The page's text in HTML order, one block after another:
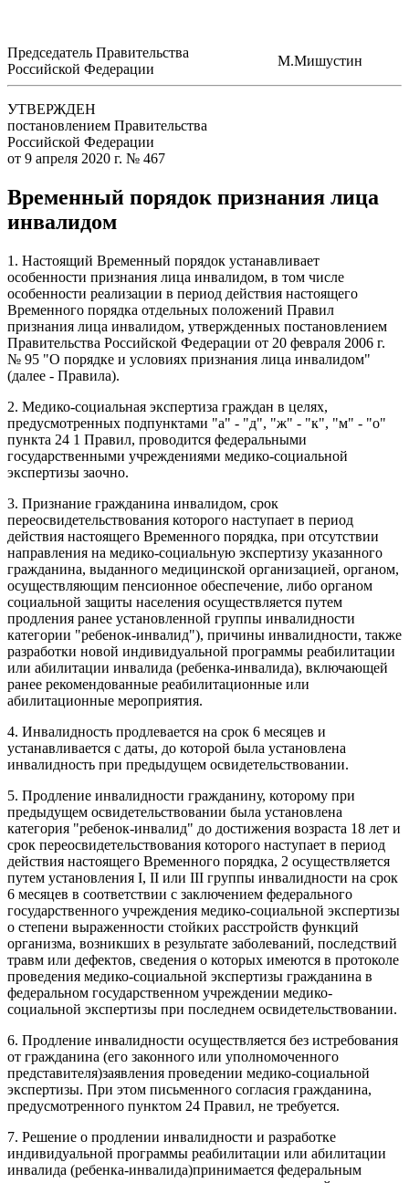
Председатель Правительства
Российской Федерации
М.Мишустин
УТВЕРЖДЕН
постановлением Правительства
Российской Федерации
от 9 апреля 2020 г. № 467
Временный порядок признания лица
инвалидом
1. Настоящий Временный порядок устанавливает
особенности признания лица инвалидом, в том числе
особенности реализации в период действия настоящего
Временного порядка отдельных положений Правил
признания лица инвалидом, утвержденных постановлением
Правительства Российской Федерации от 20 февраля 2006 г.
№ 95 "О порядке и условиях признания лица инвалидом"
(далее - Правила).
2. Медико-социальная экспертиза граждан в целях,
предусмотренных подпунктами "а" - "д", "ж" - "к", "м" - "о"
пункта 24 1 Правил, проводится федеральными
государственными учреждениями медико-социальной
экспертизы заочно.
3. Признание гражданина инвалидом, срок
переосвидетельствования которого наступает в период
действия настоящего Временного порядка, при отсутствии
направления на медико-социальную экспертизу указанного
гражданина, выданного медицинской организацией, органом,
осуществляющим пенсионное обеспечение, либо органом
социальной защиты населения осуществляется путем
продления ранее установленной группы инвалидности
категории "ребенок-инвалид"), причины инвалидности, также
разработки новой индивидуальной программы реабилитации
или абилитации инвалида (ребенка-инвалида), включающей
ранее рекомендованные реабилитационные или
абилитационные мероприятия.
4. Инвалидность продлевается на срок 6 месяцев и
устанавливается с даты, до которой была установлена
инвалидность при предыдущем освидетельствовании.
5. Продление инвалидности гражданину, которому при
предыдущем освидетельствовании была установлена
категория "ребенок-инвалид" до достижения возраста 18 лет и
срок переосвидетельствования которого наступает в период
действия настоящего Временного порядка, 2 осуществляется
путем установления I, II или III группы инвалидности на срок
6 месяцев в соответствии с заключением федерального
государственного учреждения медико-социальной экспертизы
о степени выраженности стойких расстройств функций
организма, возникших в результате заболеваний, последствий
травм или дефектов, сведения о которых имеются в протоколе
проведения медико-социальной экспертизы гражданина в
федеральном государственном учреждении медико-
социальной экспертизы при последнем освидетельствовании.
6. Продление инвалидности осуществляется без истребования
от гражданина (его законного или уполномоченного
представителя)заявления проведении медико-социальной
экспертизы. При этом письменного согласия гражданина,
предусмотренного пунктом 24 Правил, не требуется.
7. Решение о продлении инвалидности и разработке
индивидуальной программы реабилитации или абилитации
инвалида (ребенка-инвалида)принимается федеральным